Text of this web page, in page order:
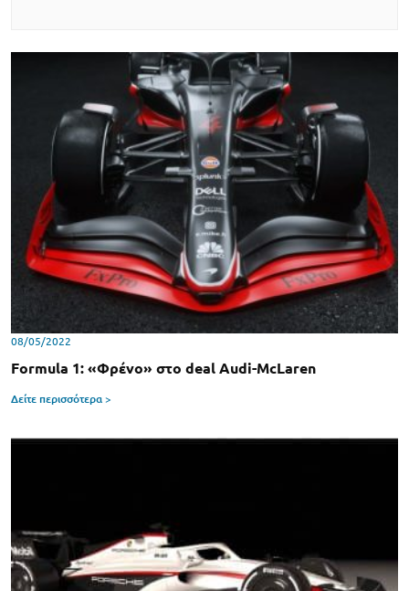
08/05/2022
Formula 1: «Φρένο» στο deal Audi-McLaren
Δείτε περισσότερα >